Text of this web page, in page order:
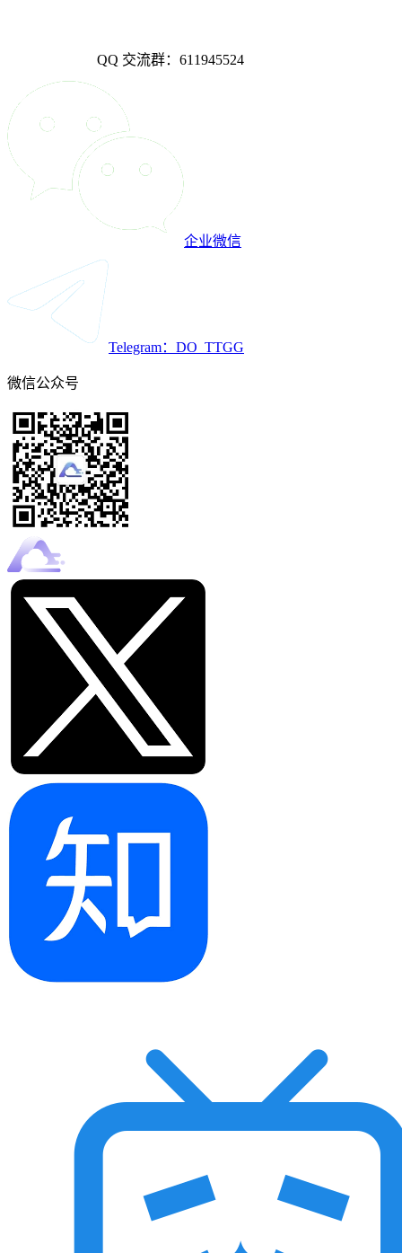
QQ 交流群：611945524
企业微信
Telegram：DO_TTGG
微信公众号